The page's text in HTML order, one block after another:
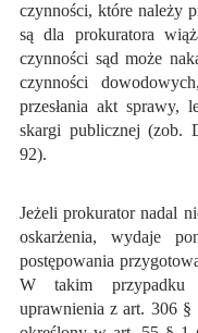
czynności, które należy
są dla prokuratora
czynności sąd może
czynności
przesłania akt sprawy,
skargi publicznej (zob.
92).
Jeżeli prokurator nadal
oskarżenia, wydaje
postępowania
W takim przypadku
uprawnienia z art. 306 §